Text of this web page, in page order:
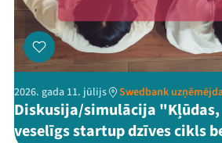
2026. gada 11. jūlijs Swedbank
Diskusija/simulācija
veselīgs startup dzīves cikls